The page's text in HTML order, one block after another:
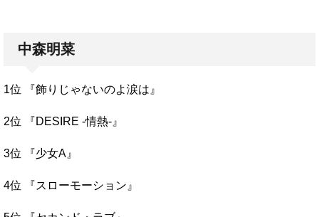
中森明菜
1位 『飾りじゃないのよ涙は』
2位 『DESIRE -情熱-』
3位 『少女A』
4位 『スローモーション』